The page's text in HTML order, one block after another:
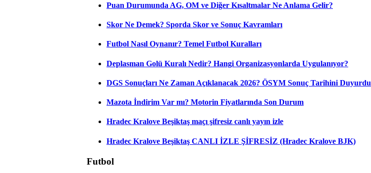
Puan Durumunda AG, OM ve Diğer Kısaltmalar Ne Anlama Gelir?
Skor Ne Demek? Sporda Skor ve Sonuç Kavramları
Futbol Nasıl Oynanır? Temel Futbol Kuralları
Deplasman Golü Kuralı Nedir? Hangi Organizasyonlarda Uygulanıyor?
DGS Sonuçları Ne Zaman Açıklanacak 2026? ÖSYM Sonuç Tarihini Duyurdu
Mazota İndirim Var mı? Motorin Fiyatlarında Son Durum
Hradec Kralove Beşiktaş maçı şifresiz canlı yayın izle
Hradec Kralove Beşiktaş CANLI İZLE ŞİFRESİZ (Hradec Kralove BJK)
Futbol